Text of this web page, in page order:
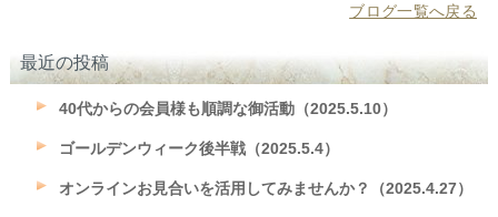
ブログ一覧へ戻る
最近の投稿
40代からの会員様も順調な御活動（2025.5.10）
ゴールデンウィーク後半戦（2025.5.4）
オンラインお見合いを活用してみませんか？（2025.4.27）